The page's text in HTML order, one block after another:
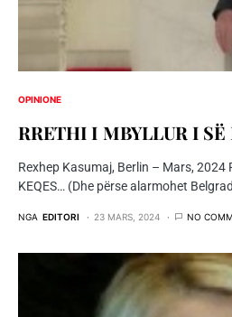
OPINIONE
RRETHI I MBYLLUR I
Rexhep Kasumaj, Berlin – Mars, 2024
KEQES… (Dhe përse alarmohet
NGA EDITORI 23 MARS, 2024 NO